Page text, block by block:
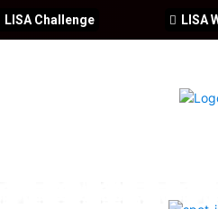
LISA
LISA Challenge